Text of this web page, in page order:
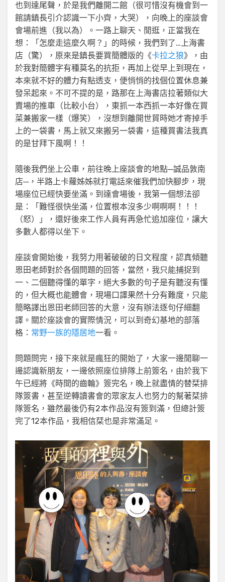
也到達尾聲，於是我們離開二館（很可惜沒有機會到一
館請鎮長引介認識一下小齊，大哭），向晚上的座談會
會場前進（我以為）。一路上聊天、閒逛，正當我在
想：「怎麼走這麼久啊？」的時候，我們到了…上海書
店（驚），原來是鎮長要買簡體版的《卡拉之狼》，由
於我對簡體字有種莫名的抗拒，再加上從早上到現在，
本來就不好的體力有點透支，便悄悄的找個位置休息兼
發呆起來。不可不提的是，路那在上海書店拉著類似大
賣場的推車（比較小台），東抓一本西抓一本好像在買
菜兼搬家一樣（爆笑），沒想到離開世貿時她才寄掉手
上的一袋書，馬上就又來搬另一袋書，這種買書法我真
的是甘拜下風啊！！
隨後我們坐上公車，前往晚上座談會的地點─誠品敦南
店─，半路上卡蘿姊姊就打電話來催我們加快腳步，現
場座位已經快要坐滿。到達會場後，我第一個想法卻
是：「難怪很快坐滿，位置根本沒多少啊啊啊！！！
（怒）」，還好後來工作人員有再急忙追加座位，讓大
多數人都得以坐下。
座談會開始後，我努力用著破破的日文程度，認真傾聽
恩田老師對於各個問題的回答，當然，我只能捕捉到
一、二個聽得懂的單字，絕大多數的句子是有聽沒有懂
的，但大概也能體會，現場口譯果然十分有難度，只能
簡略譯出恩田老師回答的大意，沒有辦法逐句仔細翻
譯。關於座談會的實際情況，可以到奇幻基地的部落
格： 常野一族的隱居地一看。
問題問完，接下來就是瘋狂的開始了，大家一邊閒聊一
邊認識新朋友，一邊依照座位排隊上前簽名，由於我下
午已經將《時間的齒輪》簽完名，晚上就盡情的替栞排
隊簽書，甚至逆轉讀書會的眾家友人也努力的幫著栞排
隊簽名，雖然最後仍有2本作品沒有簽到滿，但總計簽
完了12本作品，我相信栞也是非常滿足。